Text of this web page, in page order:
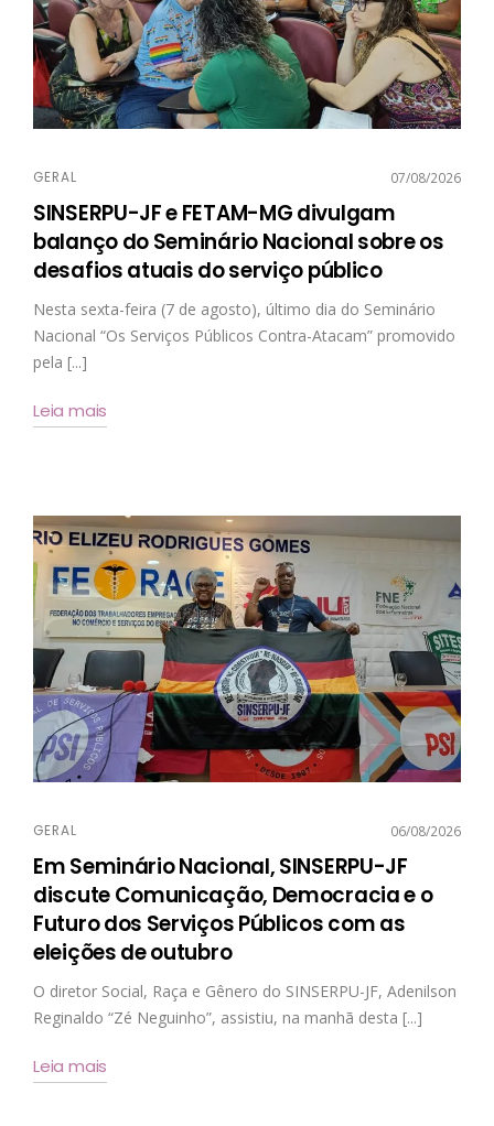
GERAL 07/08/2026
SINSERPU-JF e FETAM-MG divulgam
balanço do Seminário Nacional sobre os
desafios atuais do serviço público
Nesta sexta-feira (7 de agosto), último dia do Seminário
Nacional “Os Serviços Públicos Contra-Atacam” promovido
pela [...]
Leia mais
GERAL 06/08/2026
Em Seminário Nacional, SINSERPU-JF
discute Comunicação, Democracia e o
Futuro dos Serviços Públicos com as
eleições de outubro
O diretor Social, Raça e Gênero do SINSERPU-JF, Adenilson
Reginaldo “Zé Neguinho”, assistiu, na manhã desta [...]
Leia mais